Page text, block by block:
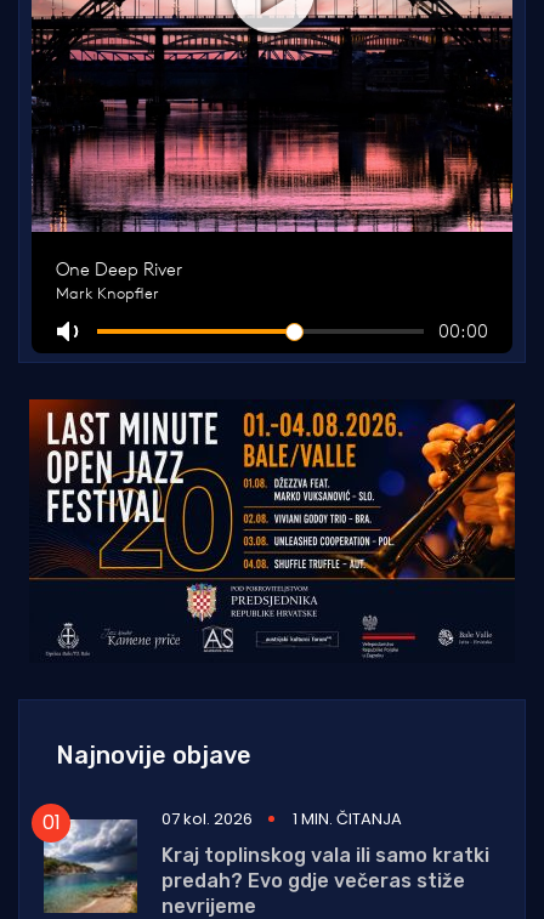
Najnovije objave
07 kol. 2026
1 MIN. ČITANJA
Kraj toplinskog vala ili samo kratki
predah? Evo gdje večeras stiže
nevrijeme